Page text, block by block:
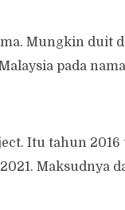
Mungkin duit
pada
Itu tahun 2016
Maksudnya